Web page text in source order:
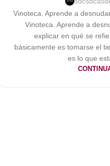
Vinoteca. Aprende a
Vinoteca. Aprende a
explicar en qué se
básicamente es tomarse el
es lo que